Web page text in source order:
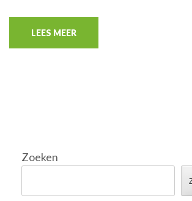
LEES MEER
Zoeken